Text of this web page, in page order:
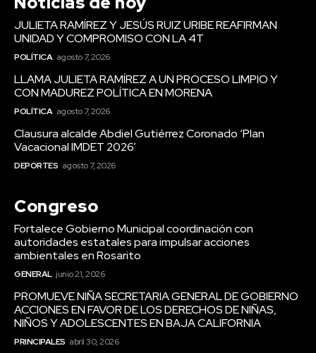
JULIETA RAMÍREZ Y JESÚS RUIZ URIBE REAFIRMAN
UNIDAD Y COMPROMISO CON LA 4T
POLÍTICA agosto 7, 2026
LLAMA JULIETA RAMÍREZ A UN PROCESO LIMPIO Y
CON MADUREZ POLÍTICA EN MORENA
POLÍTICA agosto 7, 2026
Clausura alcalde Abdiel Gutiérrez Coronado ‘Plan
Vacacional IMDET 2026’
DEPORTES agosto 7, 2026
Congreso
Fortalece Gobierno Municipal coordinación con
autoridades estatales para impulsar acciones
ambientales en Rosarito
GENERAL junio 21, 2026
PROMUEVE NIÑA SECRETARIA GENERAL DE GOBIERNO
ACCIONES EN FAVOR DE LOS DERECHOS DE NIÑAS,
NIÑOS Y ADOLESCENTES EN BAJA CALIFORNIA
PRINCIPALES abril 30, 2026